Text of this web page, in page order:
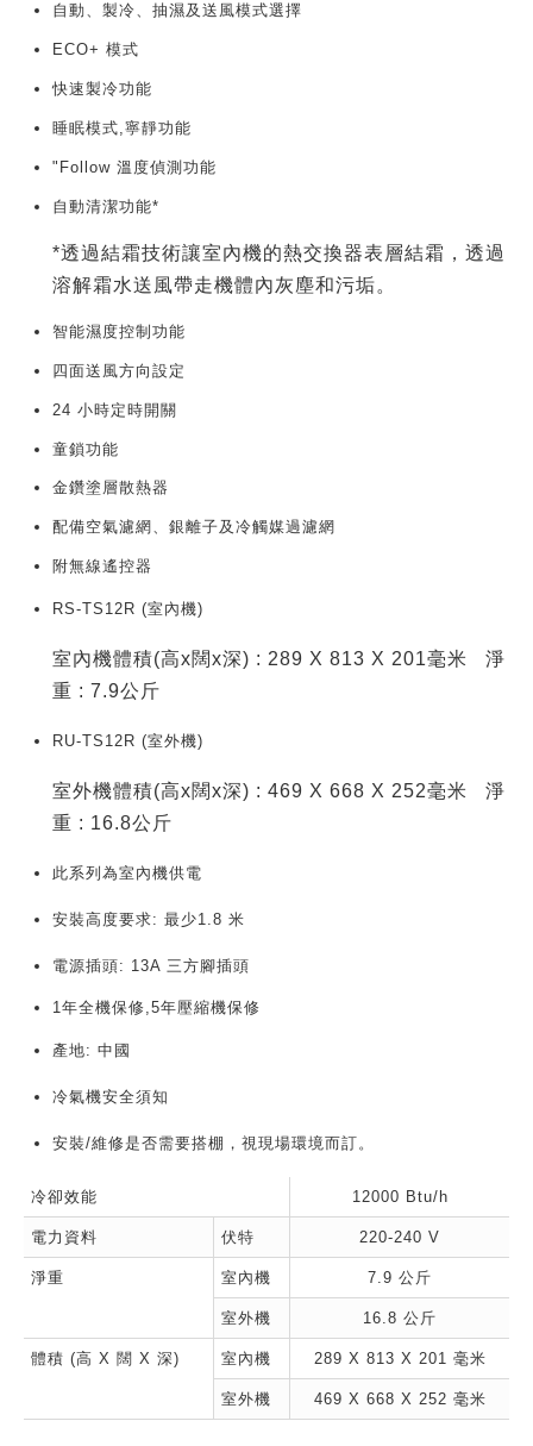
自動、製冷、抽濕及送風模式選擇
ECO+ 模式
快速製冷功能
睡眠模式,寧靜功能
"Follow 溫度偵測功能
自動清潔功能*
*透過結霜技術讓室內機的熱交換器表層結霜，透過
溶解霜水送風帶走機體內灰塵和污垢。
智能濕度控制功能
四面送風方向設定
24 小時定時開關
童鎖功能
金鑽塗層散熱器
配備空氣濾網、銀離子及冷觸媒過濾網
附無線遙控器
RS-TS12R (室內機)
室內機體積(高x闊x深) : 289 X 813 X 201毫米 淨
重 : 7.9公斤
RU-TS12R (室外機)
室外機體積(高x闊x深) : 469 X 668 X 252毫米 淨
重 : 16.8公斤
此系列為室內機供電
安裝高度要求: 最少1.8 米
電源插頭: 13A 三方腳插頭
1年全機保修,5年壓縮機保修
產地: 中國
冷氣機安全須知
安裝/維修是否需要搭棚，視現場環境而訂。
冷卻效能 12000 Btu/h
電力資料 伏特 220-240 V
淨重 室內機 7.9 公斤
室外機 16.8 公斤
體積 (高 X 闊 X 深) 室內機 289 X 813 X 201 毫米
室外機 469 X 668 X 252 毫米